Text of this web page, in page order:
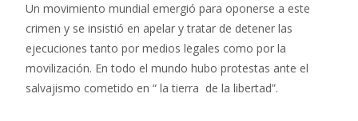
Un movimiento mundial emergió para oponerse a este
crimen y se insistió en apelar y tratar de detener las
ejecuciones tanto por medios legales como por la
movilización. En todo el mundo hubo protestas ante el
salvajismo cometido en “ la tierra de la libertad”.